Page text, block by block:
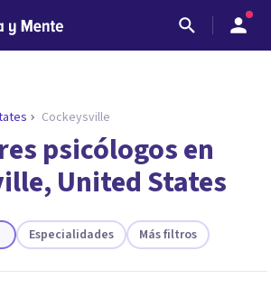
para encontrar el
breves preguntas y te ofreceremos
Cockeysville
psicólogos en
United States
Especialidades Más filtros